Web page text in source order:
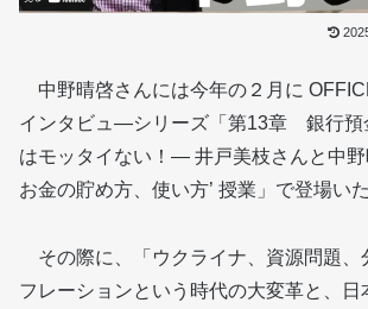
中野晴啓さんには今年の２月に
インタビュ―シリーズ「第13章 銀行預
はモッタイない！― 井戸美枝さんと中野
お金の貯め方、使い方’ 授業」で登場い
その際に、「ウクライナ、資源問題、
フレーションという時代の大変革と、日